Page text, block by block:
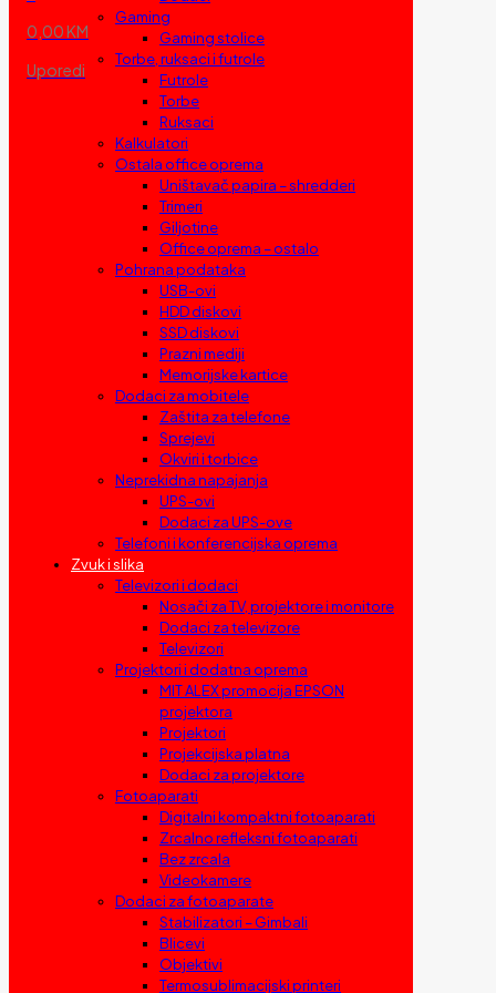
0,00 KM
Uporedi
Gaming
Gaming stolice
Torbe, ruksaci i futrole
Futrole
Torbe
Ruksaci
Kalkulatori
Ostala office oprema
Uništavač papira – shredderi
Trimeri
Giljotine
Office oprema – ostalo
Pohrana podataka
USB-ovi
HDD diskovi
SSD diskovi
Prazni mediji
Memorijske kartice
Dodaci za mobitele
Zaštita za telefone
Sprejevi
Okviri i torbice
Neprekidna napajanja
UPS-ovi
Dodaci za UPS-ove
Telefoni i konferencijska oprema
Zvuk i slika
Televizori i dodaci
Nosači za TV, projektore i monitore
Dodaci za televizore
Televizori
Projektori i dodatna oprema
MIT ALEX promocija EPSON
projektora
Projektori
Projekcijska platna
Dodaci za projektore
Fotoaparati
Digitalni kompaktni fotoaparati
Zrcalno refleksni fotoaparati
Bez zrcala
Videokamere
Dodaci za fotoaparate
Stabilizatori – Gimbali
Blicevi
Objektivi
Termosublimacijski printeri